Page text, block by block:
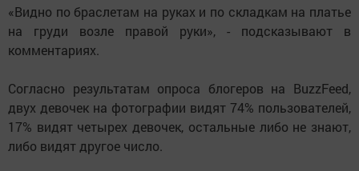
«Видно по браслетам на руках и по складкам на платье
на груди возле правой руки», - подсказывают в
комментариях.
Согласно результатам опроса блогеров на BuzzFeed,
двух девочек на фотографии видят 74% пользователей,
17% видят четырех девочек, остальные либо не знают,
либо видят другое число.